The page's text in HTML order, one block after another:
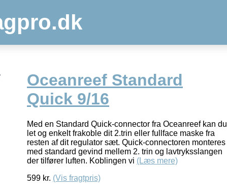
Oceanreef Standard
Quick 9/16
Med en Standard Quick-connector fra Oceanreef kan du
let og enkelt frakoble dit 2.trin eller fullface maske fra
resten af dit regulator sæt. Quick-connectoren monteres
med standard gevind mellem 2. trin og lavtryksslangen
der tilfører luften. Koblingen vi (Læs mere)
599 kr. (Vis fragtpris)